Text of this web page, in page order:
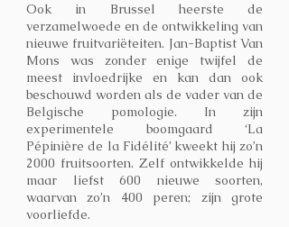
Ook in Brussel heerste de
verzamelwoede en de ontwikkeling van
nieuwe fruitvariëteiten. Jan-Baptist Van
Mons was zonder enige twijfel de
meest invloedrijke en kan dan ook
beschouwd worden als de vader van de
Belgische pomologie. In zijn
experimentele boomgaard ‘La
Pépinière de la Fidélité’ kweekt hij zo’n
2000 fruitsoorten. Zelf ontwikkelde hij
maar liefst 600 nieuwe soorten,
waarvan zo’n 400 peren; zijn grote
voorliefde.